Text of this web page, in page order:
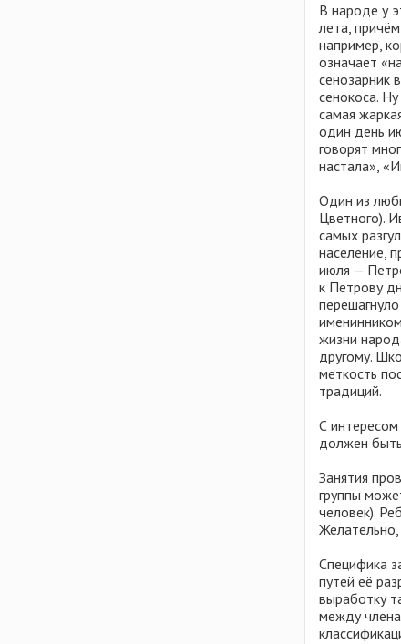
В народе у
лета,
например,
означает
сенозарник
сенокоса.
самая
один день
говорят
настала»,
Один из
Цветного).
самых
население,
июля —
к Петрову
жизни
другому.
меткость
традиций.
С
должен
Занятия
группы
человек).
Специфика
путей её
выработку
между